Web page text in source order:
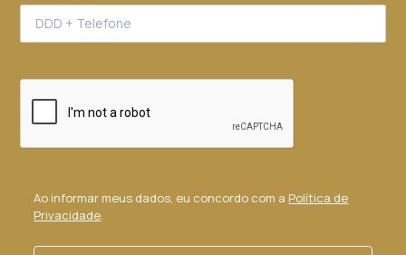
Ao informar meus dados, eu concordo com a Política de
Privacidade.